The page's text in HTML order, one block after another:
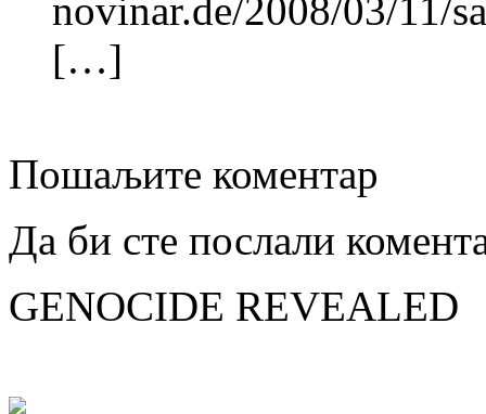
novinar.de/2008/03/11/
[…]
Пошаљите коментар
Да би сте послали
GENOCIDE REVEALED